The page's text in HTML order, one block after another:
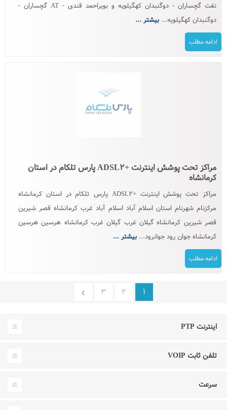
نفت گچساران - دوگنبدان کهگیلویه و بویراحمد قندی - AT گچساران -
دوگنبدان کهگیلویه... بیشتر ...
ادامه مطلب
مراکز تحت پوشش اینترنت +ADSL۲ پارس تلکام در استان
کرمانشاه
مراکز تحت پوشش اینترنت +ADSL۲ پارس تلکام در استان کرمانشاه
مرکزنام شهرنام استان اسلام آباد اسلام آباد غرب کرمانشاه قصر شیرین
قصر شیرین کرمانشاه گیلان غرب گیلان غرب کرمانشاه هرسین هرسین
کرمانشاه جوان رود جوانرود... بیشتر ...
ادامه مطلب
۱ ۲ ۳
اینترنت PTP
تلفن ثابت VOIP
سرعت